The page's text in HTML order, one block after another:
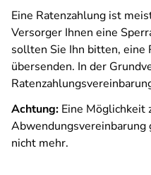
Eine Ratenzahlung ist
Versorger Ihnen eine
sollten Sie Ihn bitten, eine
übersenden. In der
Achtung: Eine Möglichkeit
nicht mehr.